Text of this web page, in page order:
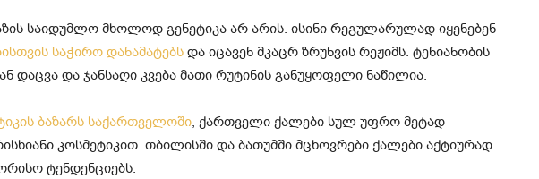
საიდუმლო მხოლოდ გენეტიკა არ არის. ისინი რეგულარულად იყენებენ
საჭირო დანამატებსდა იცავენ მკაცრ ზრუნვის რეჟიმს. ტენიანობის
დაცვა და ჯანსაღი კვება მათი რუტინის განუყოფელი ნაწილია.
ბაზარს საქართველოში, ქართველი ქალები სულ უფრო მეტად
კოსმეტიკით. თბილისში და ბათუმში მცხოვრები ქალები აქტიურად
ტენდენციებს.